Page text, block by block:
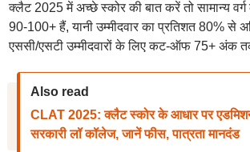
क्लैट 2025 में अच्छे स्कोर की बात करें तो सामान्य
90-100+ हैं, यानी उम्मीदवार का प्रतिशत 80% से
एससी/एसटी उम्मीदवारों के लिए कट-ऑफ 75+ अंक
Also read
CLAT 2025: क्लैट स्कोर के आधार पर
सरकारी लॉ कॉलेज, जानें फीस, पात्रता मानदंड